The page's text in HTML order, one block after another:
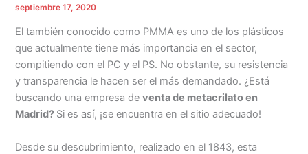
septiembre 17, 2020
El también conocido como PMMA es uno de los plásticos
que actualmente tiene más importancia en el sector,
compitiendo con el PC y el PS. No obstante, su resistencia
y transparencia le hacen ser el más demandado. ¿Está
buscando una empresa deventa de metacrilato en
Madrid? Si es así, ¡se encuentra en el sitio adecuado!
Desde su descubrimiento, realizado en el 1843, esta